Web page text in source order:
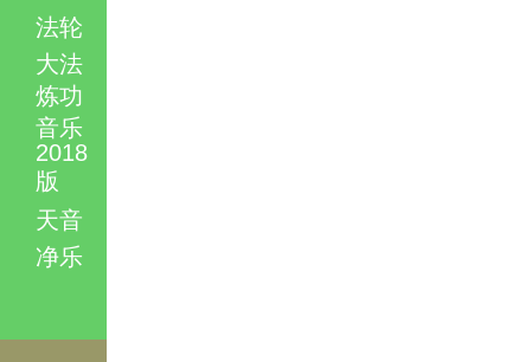
法轮
大法
炼功
音乐
2018
版
天音
净乐